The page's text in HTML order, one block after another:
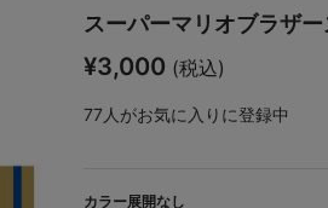
スーパーマリオブラザ
¥3,000 (税込)
77人がお気に入りに登録中
カラー展開なし